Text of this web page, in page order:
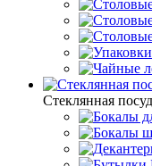
Стеклянная